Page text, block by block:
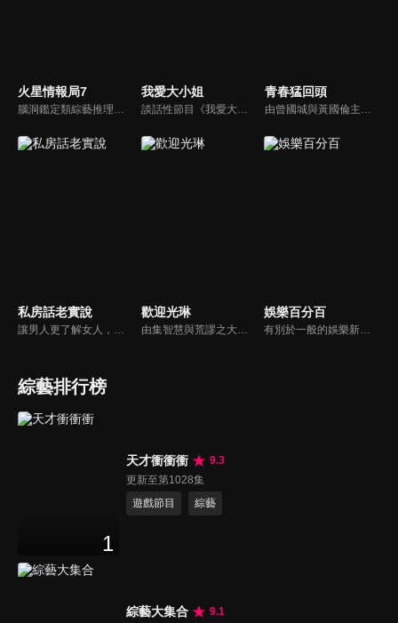
火星情報局7
腦洞鑑定類綜藝推理脫口秀，陣容為薛之謙、大張偉、楊迪、劉維、黃子弘凡、黃聖依、龐博等…節目圍繞著當下熱梗熱點、觀眾的興趣點、共鳴點展開故事；火星特工廣發英雄帖正面對撞，迎戰近年最出圈、最有趣、最敢說的廠牌大咖們。真金不怕火煉！一場席卷全網的廠牌巔峰之戰即將展開！
我愛大小姐
談話性節目《我愛大小姐》是由吳淡如、林慧萍主持的一檔談話性節目，講訴女人間的那些事。
青春猛回頭
由曾國城與黃國倫主持，節目中邀請20位20歲以下青少年組成青春團，另一邊則為年紀相較成熟的藝人來賓為不老團，每集分別就一件青少年必定遇見的事件討論，看兩個不同年代的人們，所擁有的不同看法與立場。帶領讓觀眾一起回到那些年的青春歲月！
私房話老實說
讓男人更了解女人，女人更了解自己 ，揭密女性私房話，讓療癒專家教你更愛自己！由于美人和納豆攜手主持，更多你想知道的女性私密話題都在《私房話老實說》。
歡迎光琳
由集智慧與荒謬之大成的奇葩大叔-沈玉琳與話鋒大膽的俏麗甜心-范乙霏(Albee)共同主持。餐桌上趣味橫生，檯面下爾虞我詐，五花八門的另類話題，層出不窮的驚奇爆點，此起彼落的嘻笑怒罵聲道盡人生悲歡離合。邊吃邊聊，將美味與趣味完美結合的吃播新模式。歡迎光琳，敬邀您大駕觀琳！
娛樂百分百
有別於一般的娛樂新聞播報，透過遊戲、粉絲互動認識大明星們的真性情，歌唱單元讓你享受歌手們天籟般的歌聲，各式專題報導是為最佳懶人包，掌握最新娛樂動態，求新求變的節目單元刺激你的感官、滿足你的視覺，帶給你滿滿的歡笑，洗去整日的疲憊！
綜藝排行榜
1
天才衝衝衝
9.3
更新至第1028集
遊戲節目
綜藝
綜藝大集合
9.1